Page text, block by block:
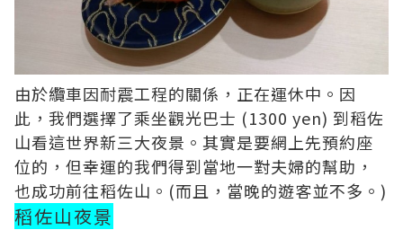
由於纜車因耐震工程的關係，正在運休中。因
此，我們選擇了乘坐觀光巴士 (1300 yen) 到稻佐
山看這世界新三大夜景。其實是要網上先預約座
位的，但幸運的我們得到當地一對夫婦的幫助，
也成功前往稻佐山。(而且，當晚的遊客並不多。)
稻佐山夜景